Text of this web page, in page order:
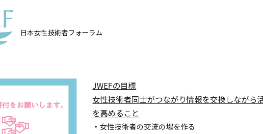
日本女性技術者フォーラム
JWEFの目標
女性技術者同士がつながり情報を交換しながら
を高めること
・女性技術者の交流の場を作る